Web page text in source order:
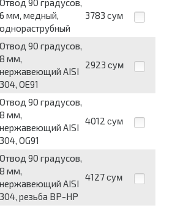
Отвод 90 градусов,
6 мм, медный,
однораструбный
3783 сум
Отвод 90 градусов,
8 мм,
нержавеющий AISI
304, OE91
2923 сум
Отвод 90 градусов,
8 мм,
нержавеющий AISI
304, OG91
4012 сум
Отвод 90 градусов,
8 мм,
нержавеющий AISI
304, резьба ВР-НР
4127 сум